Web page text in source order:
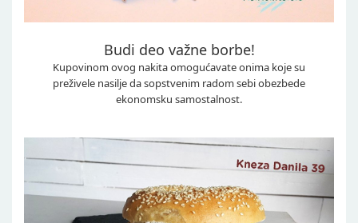
Budi deo važne borbe!
Kupovinom ovog nakita omogućavate onima koje su
preživele nasilje da sopstvenim radom sebi obezbede
ekonomsku samostalnost.